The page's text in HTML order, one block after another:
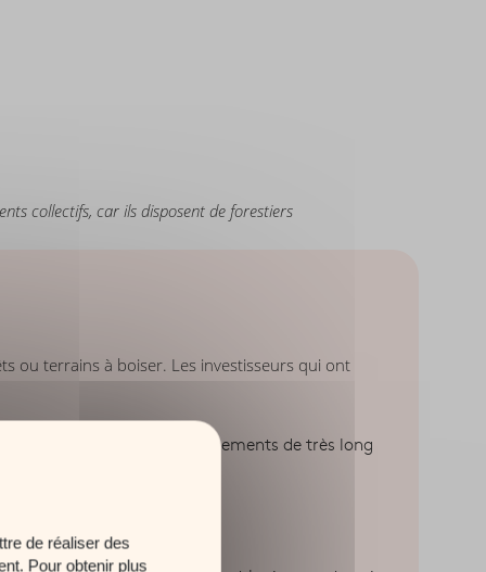
collectifs, car ils disposent de forestiers
ou terrains à boiser. Les investisseurs qui ont
». Ce sont des investissements de très long
de réaliser des
Pour obtenir plus